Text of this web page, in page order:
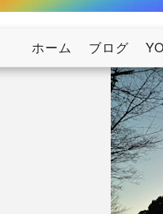
ホーム ブログ